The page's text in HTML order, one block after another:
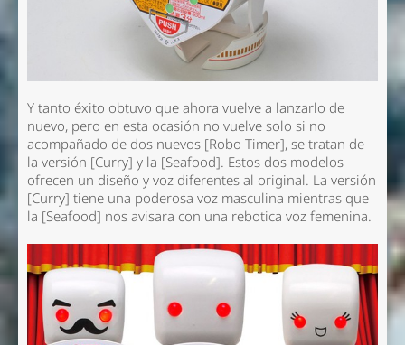
Y tanto éxito obtuvo que ahora vuelve a lanzarlo de
nuevo, pero en esta ocasión no vuelve solo si no
acompañado de dos nuevos [Robo Timer], se tratan de
la versión [Curry] y la [Seafood]. Estos dos modelos
ofrecen un diseño y voz diferentes al original. La versión
[Curry] tiene una poderosa voz masculina mientras que
la [Seafood] nos avisara con una rebotica voz femenina.